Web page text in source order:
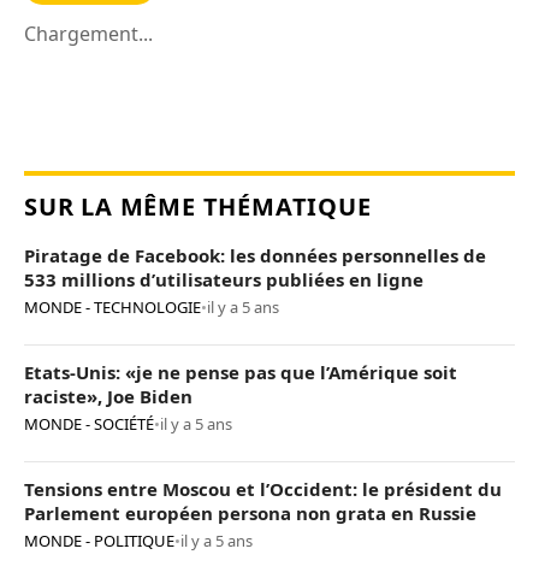
Chargement...
SUR LA MÊME THÉMATIQUE
Piratage de Facebook: les données personnelles de
533 millions d’utilisateurs publiées en ligne
MONDE - TECHNOLOGIE•il y a 5 ans
Etats-Unis: «je ne pense pas que l’Amérique soit
raciste», Joe Biden
MONDE - SOCIÉTÉ•il y a 5 ans
Tensions entre Moscou et l’Occident: le président du
Parlement européen persona non grata en Russie
MONDE - POLITIQUE•il y a 5 ans